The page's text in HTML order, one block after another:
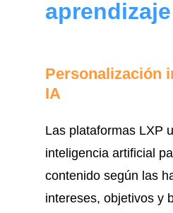
aprendizaje
Personalización
IA
Las plataformas LXP
inteligencia artificial
contenido según las
intereses, objetivos y